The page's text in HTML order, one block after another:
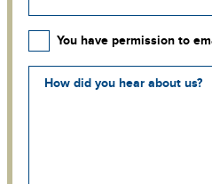
You have permission to
How did you hear about us?